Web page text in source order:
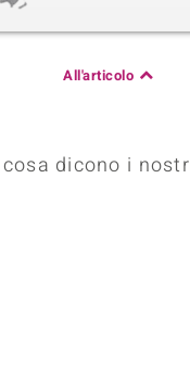
All'articolo
cosa dicono i